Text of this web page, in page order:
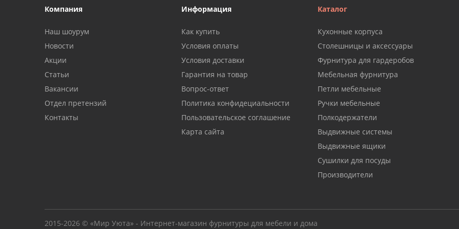
Компания
Наш шоурум
Новости
Акции
Статьи
Вакансии
Отдел претензий
Контакты
Информация
Как купить
Условия оплаты
Условия доставки
Гарантия на товар
Вопрос-ответ
Политика конфидециальности
Пользовательское соглашение
Карта сайта
Каталог
Кухонные корпуса
Столешницы и аксессуары
Фурнитура для гардеробов
Мебельная фурнитура
Петли мебельные
Ручки мебельные
Полкодержатели
Выдвижные системы
Выдвижные ящики
Сушилки для посуды
Производители
2015-2026 © «Мир Уюта» - Интернет-магазин фурнитуры для мебели и дома